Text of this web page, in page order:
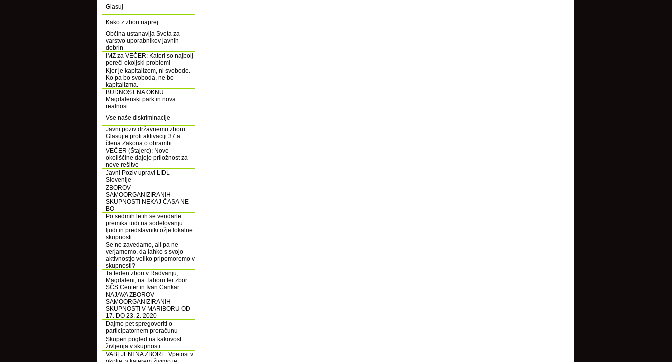
Glasuj
Kako z zbori naprej
Občina ustanavlja Sveta za
varstvo uporabnikov javnih
dobrin
IMZ za VEČER: Kateri so najbolj
pereči okoljski problemi
Kjer je kapitalizem, ni svobode.
Ko pa bo svoboda, ne bo
kapitalizma.
BUDNOST NA OKNU:
Magdalenski park in nova
realnost
Vse naše diskriminacije
Javni poziv državnemu zboru:
Glasujte proti aktivaciji 37.a
člena Zakona o obrambi
VEČER (Štajerc): Nove
okoliščine dajejo priložnost za
nove rešitve
Javni Poziv upravi LIDL
Slovenije
ZBOROV
SAMOORGANIZIRANIH
SKUPNOSTI NEKAJ ČASA NE
BO
Po sedmih letih se vendarle
premika tudi na sodelovanju
ljudi in predstavniki ožje lokalne
skupnosti
Se ne zavedamo, ali pa ne
verjamemo, da lahko s svojo
aktivnostjo veliko pripomoremo v
skupnosti?
Ta teden zbori v Radvanju,
Magdaleni, na Taboru ter zbor
SČS Center in Ivan Cankar
NAJAVA ZBOROV
SAMOORGANIZIRANIH
SKUPNOSTI V MARIBORU OD
17. DO 23. 2. 2020
Dajmo pet spregovoriti o
participatornem proračunu
Skupen pogled na kakovost
življenja v skupnosti
VABLJENI NA ZBORE: Vpetost v